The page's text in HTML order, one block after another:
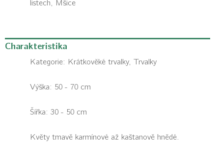
listech, Mšice
Charakteristika
Kategorie: Krátkověké trvalky, Trvalky
Výška: 50 - 70 cm
Šířka: 30 - 50 cm
Květy tmavě karmínové až kaštanově hnědé.